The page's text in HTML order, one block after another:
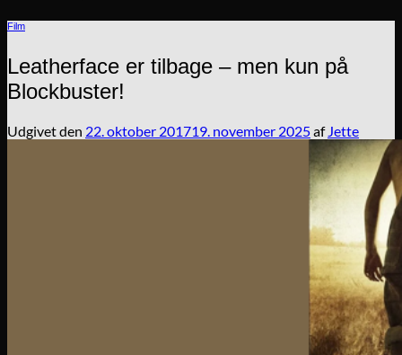
Film
Leatherface er tilbage – men kun på
Blockbuster!
Udgivet den 22. oktober 201719. november 2025af Jette